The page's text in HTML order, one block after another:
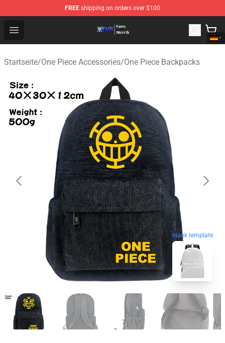
FREE shipping on orders over $100
Open menu
One Piece Store - Official One Piece Merchandise Shop
Startseite/One Piece Accessories/One Piece Backpacks
blank template